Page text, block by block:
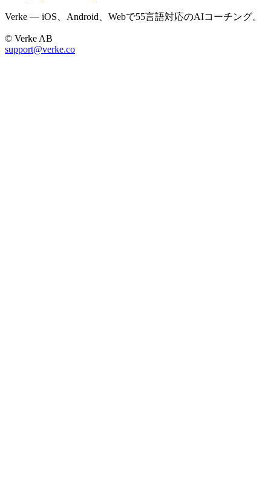
Verke — iOS、Android、Webで55言語対応のAIコーチング。
© Verke AB
support@verke.co